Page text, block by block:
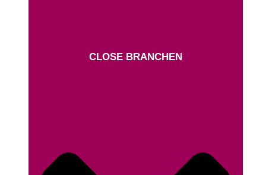
CLOSE BRANCHEN